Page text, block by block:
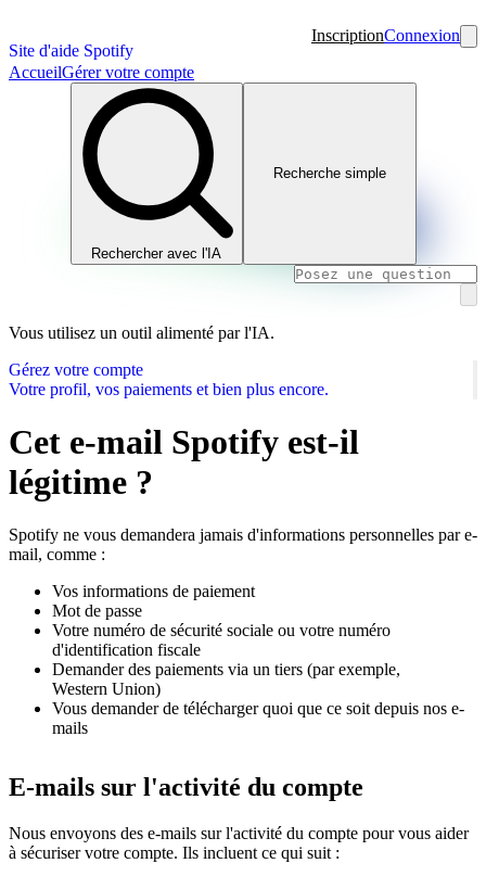
Site d'aide Spotify
InscriptionConnexion
AccueilGérer votre compte
Rechercher avec l'IA
Recherche simple
Vous utilisez un outil alimenté par l'IA.
Gérez votre compte
Votre profil, vos paiements et bien plus encore.
Cet e-mail Spotify est-il
légitime ?
Spotify ne vous demandera jamais d'informations personnelles par e-
mail, comme :
Vos informations de paiement
Mot de passe
Votre numéro de sécurité sociale ou votre numéro
d'identification fiscale
Demander des paiements via un tiers (par exemple,
Western Union)
Vous demander de télécharger quoi que ce soit depuis nos e-
mails
E-mails sur l'activité du compte
Nous envoyons des e-mails sur l'activité du compte pour vous aider
à sécuriser votre compte. Ils incluent ce qui suit :